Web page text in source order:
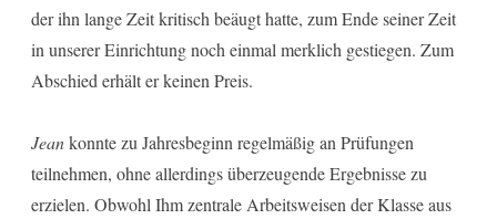
der ihn lange Zeit kritisch beäugt hatte, zum Ende seiner Zeit
in unserer Einrichtung noch einmal merklich gestiegen. Zum
Abschied erhält er keinen Preis.
Jeankonnte zu Jahresbeginn regelmäßig an Prüfungen
teilnehmen, ohne allerdings überzeugende Ergebnisse zu
erzielen. Obwohl Ihm zentrale Arbeitsweisen der Klasse aus